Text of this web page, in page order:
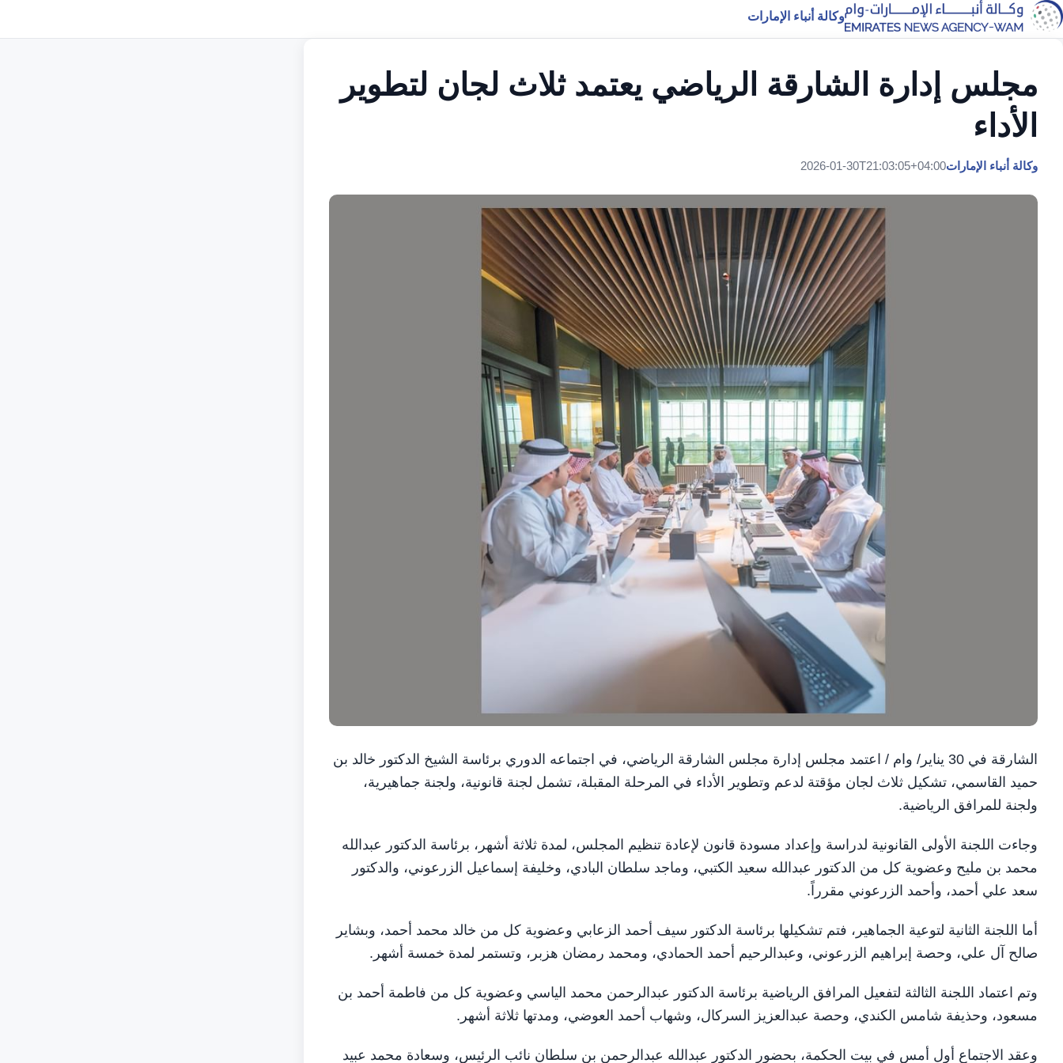
وكالة أنباء الإمارات
مجلس إدارة الشارقة الرياضي يعتمد ثلاث لجان لتطوير
الأداء
وكالة أنباء الإمارات2026-01-30T21:03:05+04:00
الشارقة في 30 يناير/ وام / اعتمد مجلس إدارة مجلس الشارقة الرياضي، في اجتماعه الدوري برئاسة الشيخ الدكتور خالد بن
حميد القاسمي، تشكيل ثلاث لجان مؤقتة لدعم وتطوير الأداء في المرحلة المقبلة، تشمل لجنة قانونية، ولجنة جماهيرية،
ولجنة للمرافق الرياضية.
وجاءت اللجنة الأولى القانونية لدراسة وإعداد مسودة قانون لإعادة تنظيم المجلس، لمدة ثلاثة أشهر، برئاسة الدكتور عبدالله
محمد بن مليح وعضوية كل من الدكتور عبدالله سعيد الكتبي، وماجد سلطان البادي، وخليفة إسماعيل الزرعوني، والدكتور
سعد علي أحمد، وأحمد الزرعوني مقرراً.
أما اللجنة الثانية لتوعية الجماهير، فتم تشكيلها برئاسة الدكتور سيف أحمد الزعابي وعضوية كل من خالد محمد أحمد، وبشاير
صالح آل علي، وحصة إبراهيم الزرعوني، وعبدالرحيم أحمد الحمادي، ومحمد رمضان هزبر، وتستمر لمدة خمسة أشهر.
وتم اعتماد اللجنة الثالثة لتفعيل المرافق الرياضية برئاسة الدكتور عبدالرحمن محمد الياسي وعضوية كل من فاطمة أحمد بن
مسعود، وحذيفة شامس الكندي، وحصة عبدالعزيز السركال، وشهاب أحمد العوضي، ومدتها ثلاثة أشهر.
وعقد الاجتماع أول أمس في بيت الحكمة، بحضور الدكتور عبدالله عبدالرحمن بن سلطان نائب الرئيس، وسعادة محمد عبيد